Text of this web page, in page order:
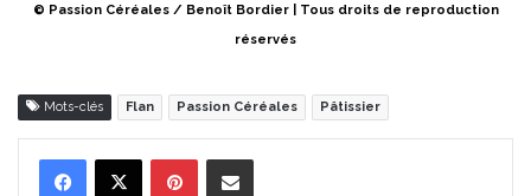
© Passion Céréales / Benoît Bordier | Tous droits de reproduction
réservés
Mots-clés Flan Passion Céréales Pâtissier